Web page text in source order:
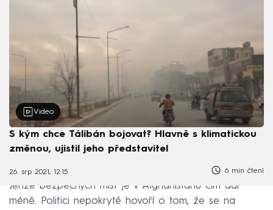
Video
S kým chce Tálibán bojovat? Hlavně s klimatickou
změnou, ujistil jeho představitel
26. srp 2021, 12:15 6 min čtení
Jenže bezpečných míst je v Afghánistánu čím dál
méně. Politici nepokrytě hovoří o tom, že se na